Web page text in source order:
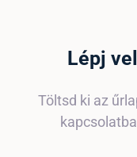
Lépj
Töltsd ki az